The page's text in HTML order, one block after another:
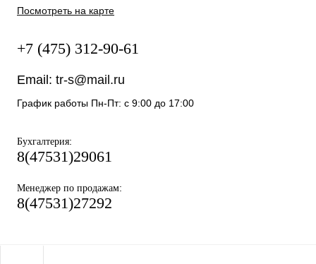
Посмотреть на карте
+7 (475) 312-90-61
Email: tr-s@mail.ru
График работы Пн-Пт: с 9:00 до 17:00
Бухгалтерия:
8(47531)29061
Менеджер по продажам:
8(47531)27292